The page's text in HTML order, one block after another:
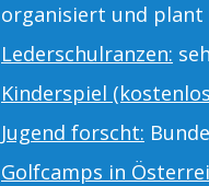
organisiert und plant
Lederschulranzen:
Kinderspiel
Jugend forscht:
Golfcamps in